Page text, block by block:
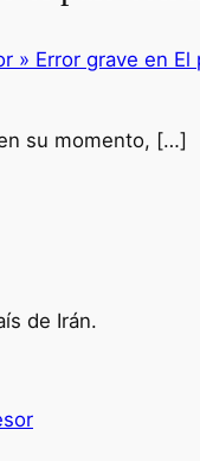
» Error grave en El
su momento, […]
de Irán.